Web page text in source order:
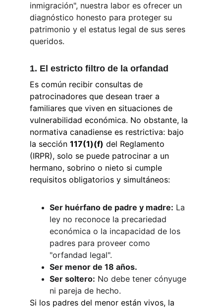
inmigración", nuestra labor es ofrecer un
diagnóstico honesto para proteger su
patrimonio y el estatus legal de sus seres
queridos.
1. El estricto filtro de la orfandad
Es común recibir consultas de
patrocinadores que desean traer a
familiares que viven en situaciones de
vulnerabilidad económica. No obstante, la
normativa canadiense es restrictiva: bajo
la sección 117(1)(f) del Reglamento
(IRPR), solo se puede patrocinar a un
hermano, sobrino o nieto si cumple
requisitos obligatorios y simultáneos:
Ser huérfano de padre y madre: La
ley no reconoce la precariedad
económica o la incapacidad de los
padres para proveer como
"orfandad legal".
Ser menor de 18 años.
Ser soltero: No debe tener cónyuge
ni pareja de hecho.
Si los padres del menor están vivos, la